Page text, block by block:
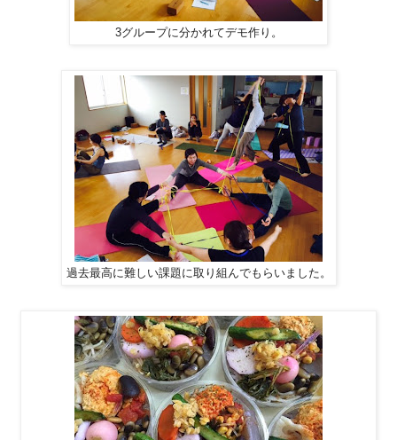
3グループに分かれてデモ作り。
過去最高に難しい課題に取り組んでもらいました。